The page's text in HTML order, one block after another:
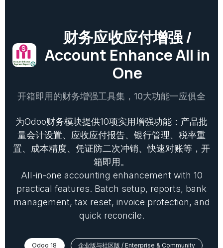
财务应收应付增强 /
Account Enhance All in
One
开箱即用的财务增强工具集，10大功能一应俱全
为Odoo财务模块提供10项实用增强功能：产品批
量会计设置、应收应付报告、银行管理、税率重
置、成本精度、凭证防二次冲销、快速对账等，开
箱即用。
All-in-one accounting enhancement with 10
practical features. Batch setup, reports, bank
management, tax reset, invoice protection, and
quick reconcile.
Odoo 18
企业版与社区版 / Enterprise & Community